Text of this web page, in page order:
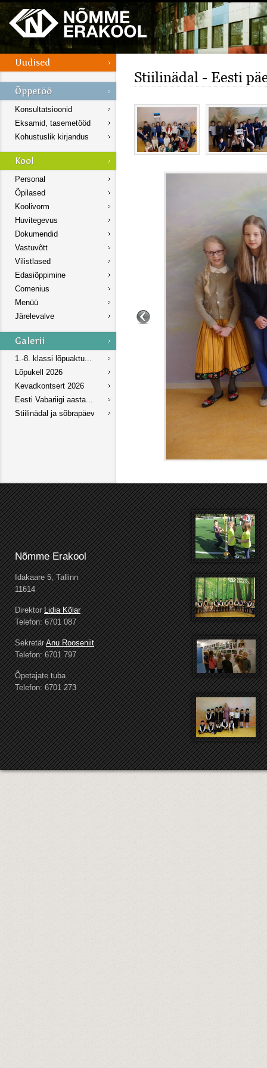
Konsultatsioonid
Eksamid, tasemetööd
Kohustuslik kirjandus
Personal
Õpilased
Koolivorm
Huvitegevus
Dokumendid
Vastuvõtt
Vilistlased
Edasiõppimine
Comenius
Menüü
Järelevalve
1.-8. klassi lõpuaktu...
Lõpukell 2026
Kevadkontsert 2026
Eesti Vabariigi aasta...
Stiilinädal ja sõbrapäev
Stiilinädal - Eesti
Nõmme Erakool
Idakaare 5, Tallinn
11614
DirektorLidia Kõlar
Telefon: 6701 087
SekretärAnu Rooseniit
Telefon: 6701 797
Õpetajate tuba
Telefon: 6701 273